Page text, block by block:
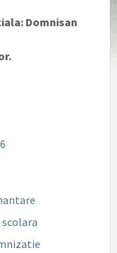
Domnisan